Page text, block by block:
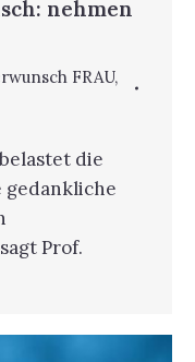
nehmen
FRAU,
die
gedankliche
Prof.